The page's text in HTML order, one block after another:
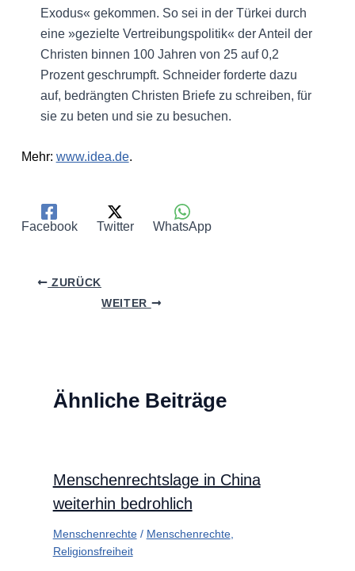
Exodus« gekommen. So sei in der Türkei durch
eine »gezielte Vertreibungspolitik« der Anteil der
Christen binnen 100 Jahren von 25 auf 0,2
Prozent geschrumpft. Schneider forderte dazu
auf, bedrängten Christen Briefe zu schreiben, für
sie zu beten und sie zu besuchen.
Mehr: www.idea.de.
Facebook Twitter WhatsApp
ZURÜCK
WEITER
Ähnliche Beiträge
Menschenrechtslage in China
weiterhin bedrohlich
Menschenrechte/ Menschenrechte,
Religionsfreiheit